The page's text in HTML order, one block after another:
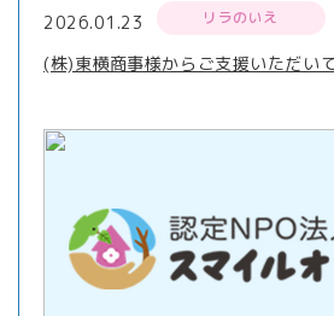
2026.01.23 リラのいえ
(株)東横商事様からご支援いただい